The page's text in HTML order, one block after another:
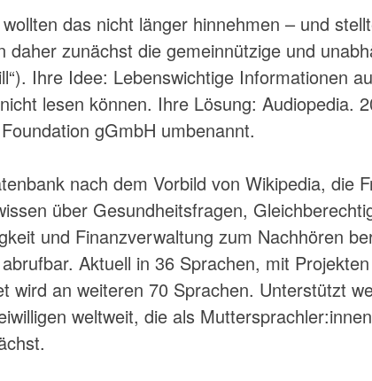
das nicht länger hinnehmen – und
daher zunächst die gemeinnützige und
Ihre Idee: Lebenswichtige Informationen
lesen können. Ihre Lösung: Audiopedia.
gGmbH umbenannt.
nach dem Vorbild von Wikipedia, die
über Gesundheitsfragen,
und Finanzverwaltung zum Nachhören
Aktuell in 36 Sprachen, mit
wird an weiteren 70 Sprachen. Unterstützt
weltweit, die als